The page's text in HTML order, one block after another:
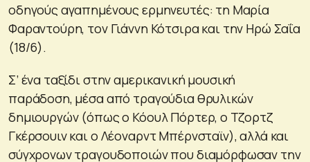
οδηγούς αγαπημένους ερμηνευτές: τη Μαρία
Φαραντούρη, τον Γιάννη Κότσιρα και την Ηρώ Σαΐα
(18/6).
Σ’ ένα ταξίδι στην αμερικανική μουσική
παράδοση, μέσα από τραγούδια θρυλικών
δημιουργών (όπως ο Κόουλ Πόρτερ, ο Τζορτζ
Γκέρσουιν και ο Λέοναρντ Μπέρνσταϊν), αλλά και
σύγχρονων τραγουδοποιών που διαμόρφωσαν την